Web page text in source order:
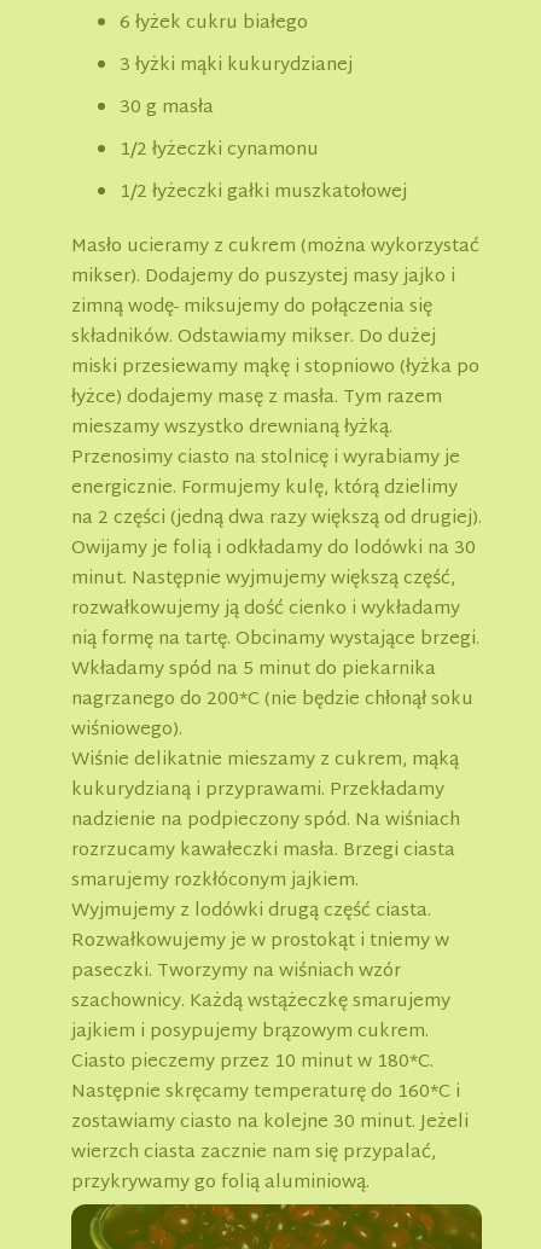
6 łyżek cukru białego
3 łyżki mąki kukurydzianej
30 g masła
1/2 łyżeczki cynamonu
1/2 łyżeczki gałki muszkatołowej
Masło ucieramy z cukrem (można wykorzystać
mikser). Dodajemy do puszystej masy jajko i
zimną wodę- miksujemy do połączenia się
składników. Odstawiamy mikser. Do dużej
miski przesiewamy mąkę i stopniowo (łyżka po
łyżce) dodajemy masę z masła. Tym razem
mieszamy wszystko drewnianą łyżką.
Przenosimy ciasto na stolnicę i wyrabiamy je
energicznie. Formujemy kulę, którą dzielimy
na 2 części (jedną dwa razy większą od drugiej).
Owijamy je folią i odkładamy do lodówki na 30
minut. Następnie wyjmujemy większą część,
rozwałkowujemy ją dość cienko i wykładamy
nią formę na tartę. Obcinamy wystające brzegi.
Wkładamy spód na 5 minut do piekarnika
nagrzanego do 200*C (nie będzie chłonął soku
wiśniowego).
Wiśnie delikatnie mieszamy z cukrem, mąką
kukurydzianą i przyprawami. Przekładamy
nadzienie na podpieczony spód. Na wiśniach
rozrzucamy kawałeczki masła. Brzegi ciasta
smarujemy rozkłóconym jajkiem.
Wyjmujemy z lodówki drugą część ciasta.
Rozwałkowujemy je w prostokąt i tniemy w
paseczki. Tworzymy na wiśniach wzór
szachownicy. Każdą wstążeczkę smarujemy
jajkiem i posypujemy brązowym cukrem.
Ciasto pieczemy przez 10 minut w 180*C.
Następnie skręcamy temperaturę do 160*C i
zostawiamy ciasto na kolejne 30 minut. Jeżeli
wierzch ciasta zacznie nam się przypalać,
przykrywamy go folią aluminiową.